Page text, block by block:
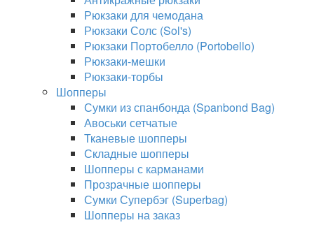
Рюкзаки для чемодана
Рюкзаки Солс (Sol's)
Рюкзаки Портобелло (Portobello)
Рюкзаки-мешки
Рюкзаки-торбы
Шопперы
Сумки из спанбонда (Spanbond Bag)
Авоськи сетчатые
Тканевые шопперы
Складные шопперы
Шопперы с карманами
Прозрачные шопперы
Сумки Супербэг (Superbag)
Шопперы на заказ